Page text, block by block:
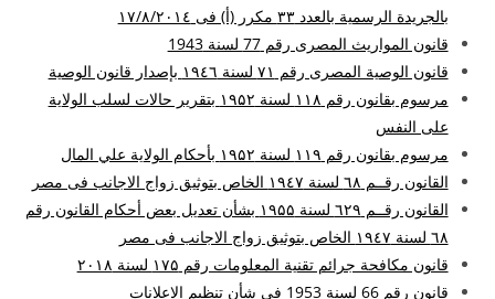
بالجريدة الرسمية بالعدد ۳۳ مكرر (أ) فى ۱۷/۸/۲۰۱٤
قانون المواريث المصرى رقم 77 لسنة 1943
قانون الوصية المصرى رقم ۷۱ لسنة ۱۹٤٦ بإصدار قانون الوصية
مرسوم بقانون رقم ۱۱۸ لسنة ۱۹۵۲ بتقرير حالات لسلب الولاية
على النفس
مرسوم بقانون رقم ۱۱۹ لسنة ۱۹۵۲ بأحكام الولاية علي المال
القانون رقــم ٦۸ لسنة ۱۹٤۷ الخاص بتوثيق زواج الاجانب فى مصر
القانون رقــم ٦۲۹ لسنة ۱۹۵۵ بشأن تعديل بعض أحكام القانون رقم
٦۸ لسنة ۱۹٤۷ الخاص بتوثيق زواج الاجانب فى مصر
قانون مكافحة جرائم تقنية المعلومات رقم ۱۷۵ لسنة ۲۰۱۸
قانون رقم 66 لسنة 1953 فى شأن تنظيم الاعلانات